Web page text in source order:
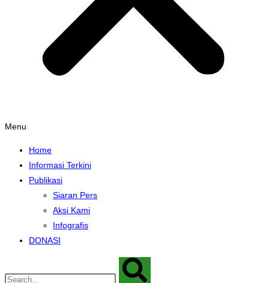
Menu
Home
Informasi Terkini
Publikasi
Siaran Pers
Aksi Kami
Infografis
DONASI